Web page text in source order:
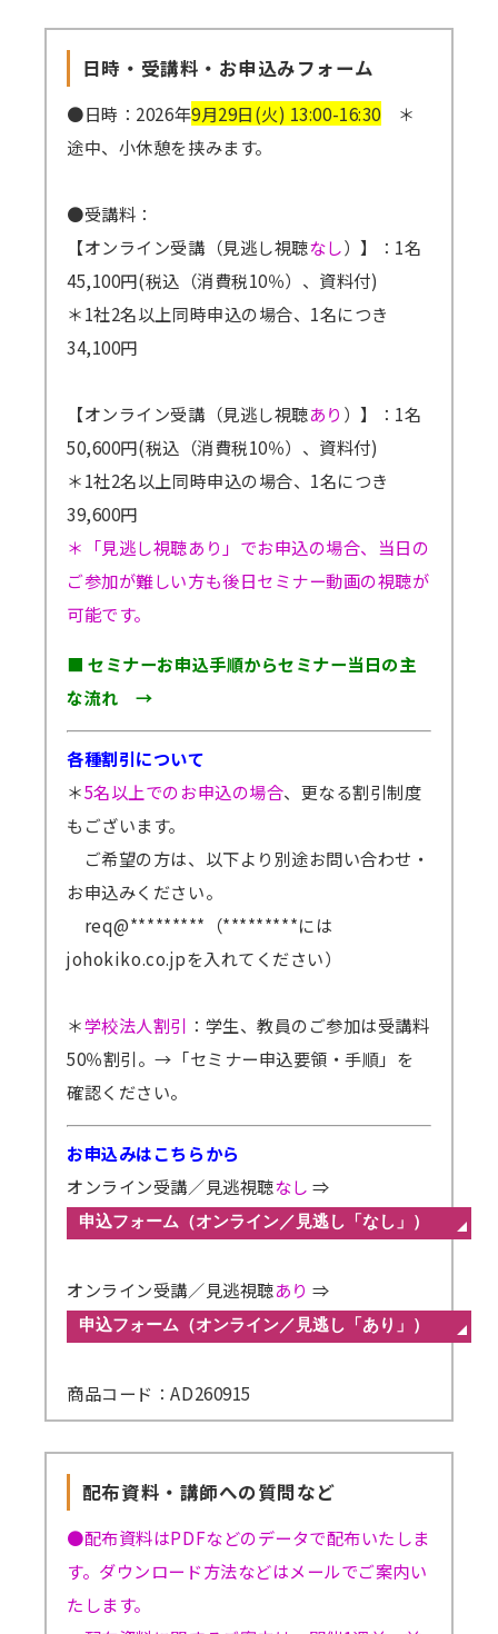
日時・受講料・お申込みフォーム
●日時：2026年9月29日(火) 13:00-16:30 ＊
途中、小休憩を挟みます。
●受講料：
【オンライン受講（見逃し視聴なし）】：1名
45,100円(税込（消費税10％）、資料付)
＊1社2名以上同時申込の場合、1名につき
34,100円
【オンライン受講（見逃し視聴あり ）】：1名
50,600円(税込（消費税10％）、資料付)
＊1社2名以上同時申込の場合、1名につき
39,600円
＊「見逃し視聴あり」でお申込の場合、当日の
ご参加が難しい方も後日セミナー動画の視聴が
可能です。
■ セミナーお申込手順からセミナー当日の主
な流れ →
各種割引について
＊5名以上でのお申込の場合、更なる割引制度
もございます。
ご希望の方は、以下より別途お問い合わせ・
お申込みください。
req@*********（*********には
johokiko.co.jpを入れてください）
＊学校法人割引 ：学生、教員のご参加は受講料
50％割引。→「セミナー申込要領・手順」を
確認ください。
お申込みはこちらから
オンライン受講／見逃視聴なし ⇒
オンライン受講／見逃視聴あり ⇒
商品コード：AD260915
配布資料・講師への質問など
●配布資料はPDFなどのデータで配布いたしま
す。ダウンロード方法などはメールでご案内い
たします。